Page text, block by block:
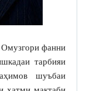
фанни
тарбияи
шуъбаи